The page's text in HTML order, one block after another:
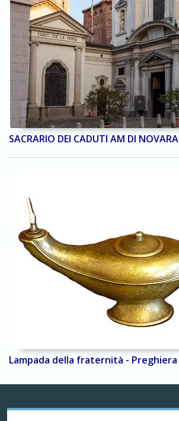
SACRARIO DEI CADUTI AM DI NOVARA
Lampada della fraternità - Preghiera